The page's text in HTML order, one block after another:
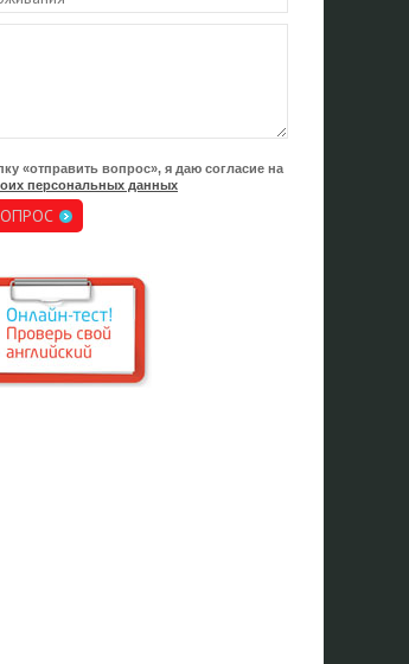
«отправить вопрос», я даю согласие на
персональных данных